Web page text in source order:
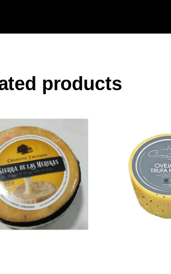
products
Merina Trufa